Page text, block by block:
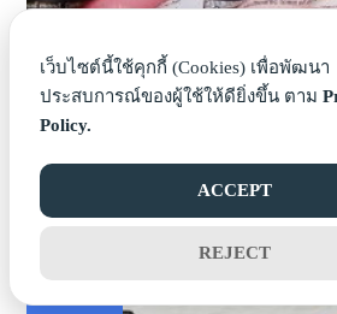
ลายหนังสือพิมพ์ภาษาอังกฤษ
199บาท
68
เว็บไซต์นี้ใช้คุกกี้ (Cookies) เพื่อพัฒนา
ประสบการณ์ของผู้ใช้ให้ดียิ่งขึ้น ตาม
Policy.
ACCEPT
REJECT